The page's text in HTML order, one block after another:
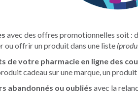
avec des offres promotionnelles soit :
ou offrir un produit dans une liste
de votre pharmacie en ligne des
cadeau sur une marque, un
abandonnés ou oubliés avec la